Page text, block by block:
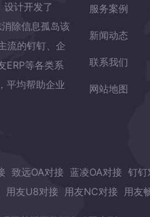
设计开发了
除信息孤岛该
流的钉钉、企
ERP等各类系
平均帮助企业
服务案例
新闻动态
联系我们
网站地图
致远OA对接 蓝凌OA对接 钉钉
用友U8对接 用友NC对接 用友